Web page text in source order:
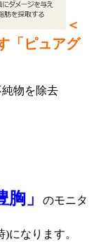
＜
「ピュアグ
純物を除去
」
のモニタ
になります。